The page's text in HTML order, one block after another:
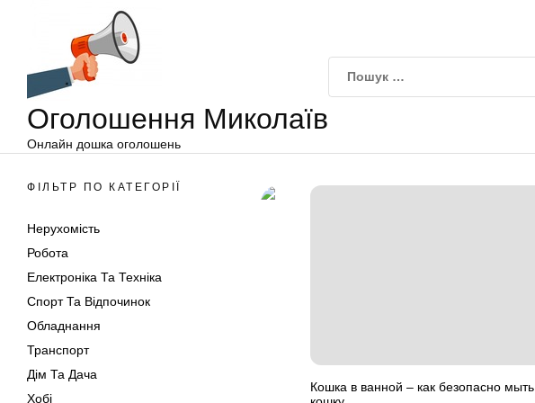
Оголошення Миколаїв
Онлайн дошка оголошень
ФІЛЬТР ПО КАТЕГОРІЇ
Нерухомість
Робота
Електроніка Та Техніка
Спорт Та Відпочинок
Обладнання
Транспорт
Дім Та Дача
Хобі
Кошка в ванной – как безопасно мыть